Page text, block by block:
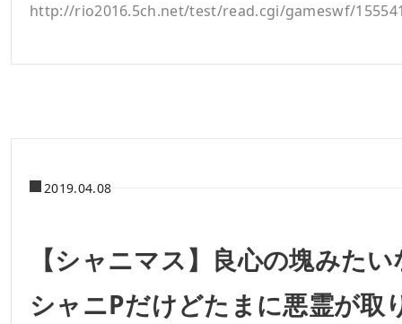
http://rio2016.5ch.net/test/read.cgi/gameswf/
2019.04.08
【シャニマス】良心の塊みたい
シャニPだけどたまに悪霊が取